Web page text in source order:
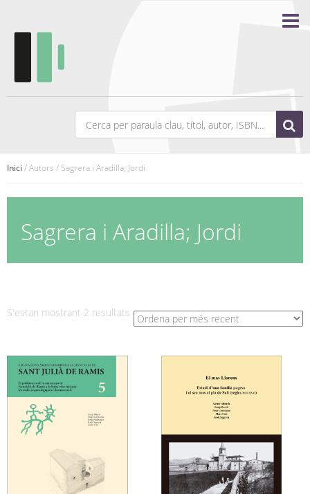
Inici / Autors / Sagrera i Aradilla; Jordi
Sagrera i Aradilla; Jordi
S'estan mostrant 2 resultats Ordenat
per